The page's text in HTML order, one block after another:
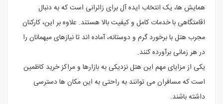
همایش ها، یک انتخاب ایده آل برای زائرانی است که به دنبال
اقامتگاهی با خدمات کامل و کیفیت بالا هستند. علاوه بر این، کارکنان
مجرب هتل با برخورد گرم و دوستانه، آماده اند تا نیازهای میهمانان را
در هر زمانی برآورده کنند.
یکی از مزایای مهم این هتل نزدیکی به بازارها و مراکز خرید کاظمین
است که مسافران می توانند به راحتی به این مکان ها دسترسی
داشته باشند.